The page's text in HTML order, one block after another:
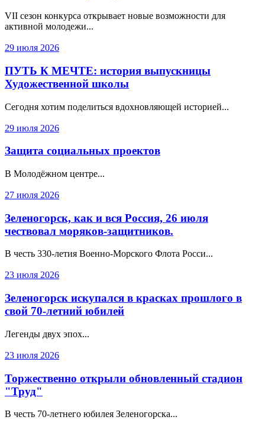
VII сезон конкурса открывает новые возможности для
активной молодежи...
29 июля 2026
ПУТЬ К МЕЧТЕ: история выпускницы
Художественной школы
Сегодня хотим поделиться вдохновляющей историей...
29 июля 2026
Защита социальных проектов
В Молодёжном центре...
27 июля 2026
Зеленогорск, как и вся Россия, 26 июля
чествовал моряков-защитников.
В честь 330‑летия Военно‑Морского Флота Росси...
23 июля 2026
Зеленогорск искупался в красках прошлого в
свой 70-летний юбилей
Легенды двух эпох...
23 июля 2026
Торжественно открыли обновленный стадион
"Труд"
В честь 70-летнего юбилея Зеленогорска...